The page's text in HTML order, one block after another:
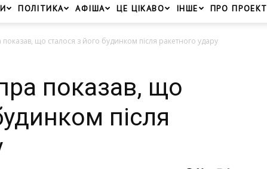
ПОЛІТИКА АФІША ЦЕ ЦІКАВО ІНШЕ ПРО ПРОЕКТ
що сталося з його будинком після ракетного удару
показав, що
після